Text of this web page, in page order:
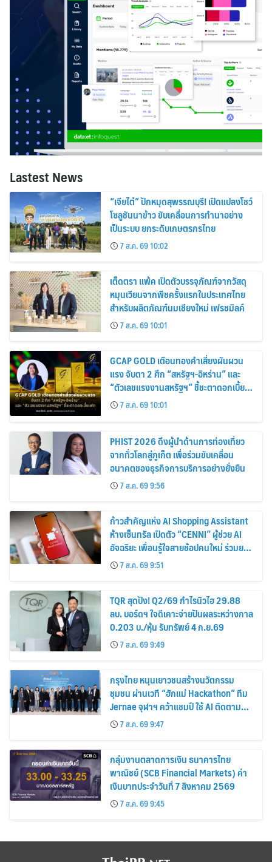
Lastest News
“เจียไต๋” ปักหมุดสุพรรณบุรี! เปิดแปลงโชว์
โซลูชันนาข้าว ขับเคลื่อนการทำนาอย่าง
เป็นระบบ ยกระดับเกษตรกรไทย
7 ส.ค. 69 10:02
เต็ดตรา แพ้ค เปิดตัวบรรจุภัณฑ์จากวัสดุ
หมุนเวียนจากพืชครั้งแรกในประเทศไทย
สำหรับผลิตภัณฑ์นมเชียงใหม่ เฟรชมิลค์
7 ส.ค. 69 10:01
GCAP GOLD เตือนทองคำเสี่ยงผันผวน
แรง จับตา 2 ศึก “สหรัฐฯ-อิหร่าน” และ
“ตัวเลขแรงงานสหรัฐฯ” ชี้ชะตาดอกเบี้ย
เฟด7 ส.ค. 69 10:01
PHIST 2026 ดึงผู้นำด้านการท่องเที่ยว
จากทั่วโลกสู่ภูเก็ต เพื่อร่วมขับเคลื่อน
อนาคตของธุรกิจการบริการอย่างยั่งยืน
7 ส.ค. 69 9:56
ก้าวสำคัญแห่ง AI Shopping Assistant
ห้างเซ็นทรัล เปิดตัว “CENNI” ผู้ช่วย AI
อัจฉริยะ เพื่อนรู้ใจสายช้อปคนใหม่ ร่วมยก
ระดับประสบการณ์ช้อปปิ้งให้ง่ายขึ้นได้ ใน
แชตเดียว
7 ส.ค. 69 9:51
TQR สุดปัง! Q2/69 กำไรนิวไฮ 29.88
ลบ. บอร์ดฯ ใจดีเคาะจ่ายปันผลระหว่างกาล
0.203 บ./หุ้น รับทรัพย์ 4 ก.ย.69
7 ส.ค. 69 9:49
กรุงไทย หนุนเยาวชนสร้างนวัตกรรม
ชุมชน ผ่านเวที “ฮักแม่ Hackathon” ทีม
Jernae จุฬาฯ คว้าแชมป์ ใช้ AI ติดตาม
ทรัพย์สินสูญหาย
7 ส.ค. 69 9:47
กลุ่มงานตลาดการเงิน ธนาคารไทย
พาณิชย์ (SCB Financial Markets) ค่า
เงินบาทประจำวันที่ 7 สิงหาคม 2569
7 ส.ค. 69 9:45